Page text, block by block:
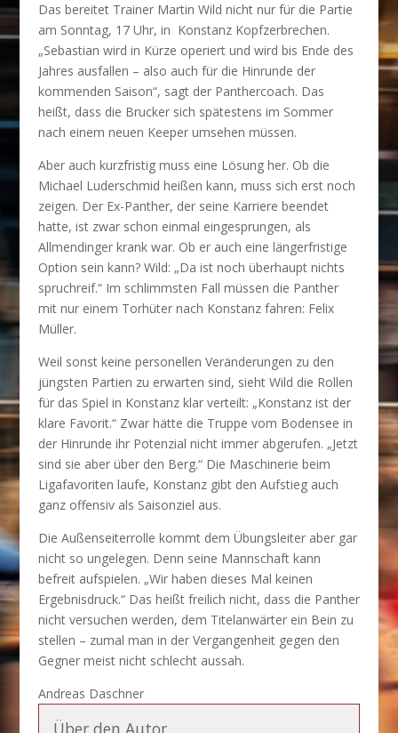
Das bereitet Trainer Martin Wild nicht nur für die Partie
am Sonntag, 17 Uhr, in Konstanz Kopfzerbrechen.
„Sebastian wird in Kürze operiert und wird bis Ende des
Jahres ausfallen – also auch für die Hinrunde der
kommenden Saison“, sagt der Panthercoach. Das
heißt, dass die Brucker sich spätestens im Sommer
nach einem neuen Keeper umsehen müssen.
Aber auch kurzfristig muss eine Lösung her. Ob die
Michael Luderschmid heißen kann, muss sich erst noch
zeigen. Der Ex-Panther, der seine Karriere beendet
hatte, ist zwar schon einmal eingesprungen, als
Allmendinger krank war. Ob er auch eine längerfristige
Option sein kann? Wild: „Da ist noch überhaupt nichts
spruchreif.“ Im schlimmsten Fall müssen die Panther
mit nur einem Torhüter nach Konstanz fahren: Felix
Müller.
Weil sonst keine personellen Veränderungen zu den
jüngsten Partien zu erwarten sind, sieht Wild die Rollen
für das Spiel in Konstanz klar verteilt: „Konstanz ist der
klare Favorit.“ Zwar hätte die Truppe vom Bodensee in
der Hinrunde ihr Potenzial nicht immer abgerufen. „Jetzt
sind sie aber über den Berg.“ Die Maschinerie beim
Ligafavoriten laufe, Konstanz gibt den Aufstieg auch
ganz offensiv als Saisonziel aus.
Die Außenseiterrolle kommt dem Übungsleiter aber gar
nicht so ungelegen. Denn seine Mannschaft kann
befreit aufspielen. „Wir haben dieses Mal keinen
Ergebnisdruck.“ Das heißt freilich nicht, dass die Panther
nicht versuchen werden, dem Titelanwärter ein Bein zu
stellen – zumal man in der Vergangenheit gegen den
Gegner meist nicht schlecht aussah.
Andreas Daschner
Über den Autor